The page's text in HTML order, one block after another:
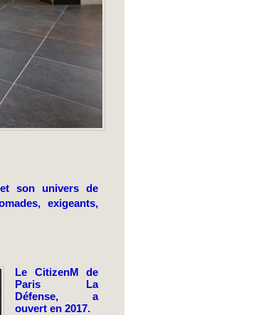
son univers de
exigeants,
Le CitizenM de
Paris La
Défense, a
ouvert en 2017.